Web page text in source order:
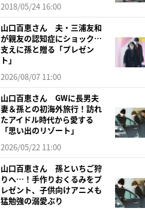
2018/05/24 16:00
山口百恵さん 夫・三浦友和
が親友の認知症にショック…
支えに孫と贈る「プレゼン
ト」
2026/08/07 11:00
山口百恵さん GWに長男夫
妻＆孫との初海外旅行！訪れ
たアイドル時代から愛する
「思い出のリゾート」
2026/05/22 11:00
山口百恵さん 孫といちご狩
りへ…！手作りおくるみをプ
レゼント、子供向けアニメも
猛勉強の溺愛ぶり